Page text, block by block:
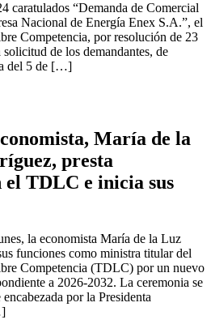
caratulados “Demanda de Comercial
Nacional de Energía Enex S.A.”, el
Competencia, por resolución de 23
de los demandantes, de
del 5 de […]
María de la
presta
TDLC e inicia sus
la economista María de la Luz
funciones como ministra titular del
Competencia (TDLC) por un nuevo
a 2026-2032. La ceremonia se
por la Presidenta